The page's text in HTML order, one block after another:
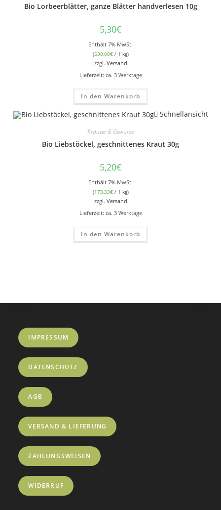
Bio Lorbeerblätter, ganze Blätter handverlesen 10g
5,30€
Enthält 7% MwSt.
(530,00€/ 1 kg)
zzgl. Versand
Lieferzeit: ca. 3 Werktage
In den Warenkorb
Schnellansicht
Kräuter & Gewürze
Bio Liebstöckel, geschnittenes Kraut 30g
5,20€
Enthält 7% MwSt.
(173,33€/ 1 kg)
zzgl. Versand
Lieferzeit: ca. 3 Werktage
In den Warenkorb
IMPRESSUM
DATENSCHUTZ
AGB
VERSAND & LIEFERUNG
ZAHLUNGSWEISEN
WIDERRUF